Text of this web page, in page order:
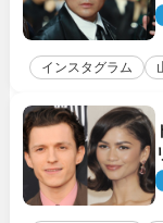
インスタグラム